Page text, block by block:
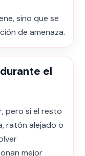
sino que se
de amenaza.
el
pero si el resto
ratón alejado o
mejor